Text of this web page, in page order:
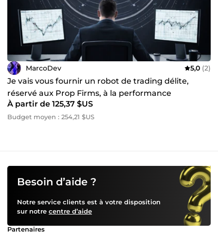
MarcoDev 5,0 (2)
Je vais vous fournir un robot de trading délite,
réservé aux Prop Firms, à la performance
contrôlée
À partir de 125,37 $US
Budget moyen : 254,21 $US
Besoin d’aide ?
Notre service clients est à votre disposition
sur notre centre d’aide
Partenaires